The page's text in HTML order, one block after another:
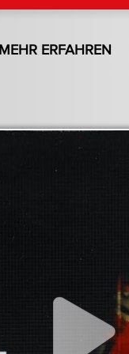
MEHR ERFAHREN